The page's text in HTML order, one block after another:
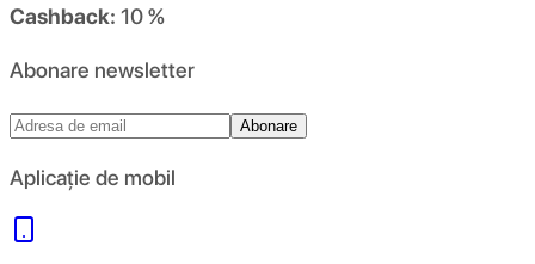
Cashback: 10 %
Abonare newsletter
Abonare
Aplicație de mobil